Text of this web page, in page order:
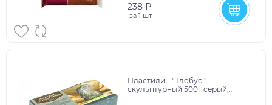
238 ₽
за 1 шт
Пластилин " Глобус "
скульптурный 500г серый,